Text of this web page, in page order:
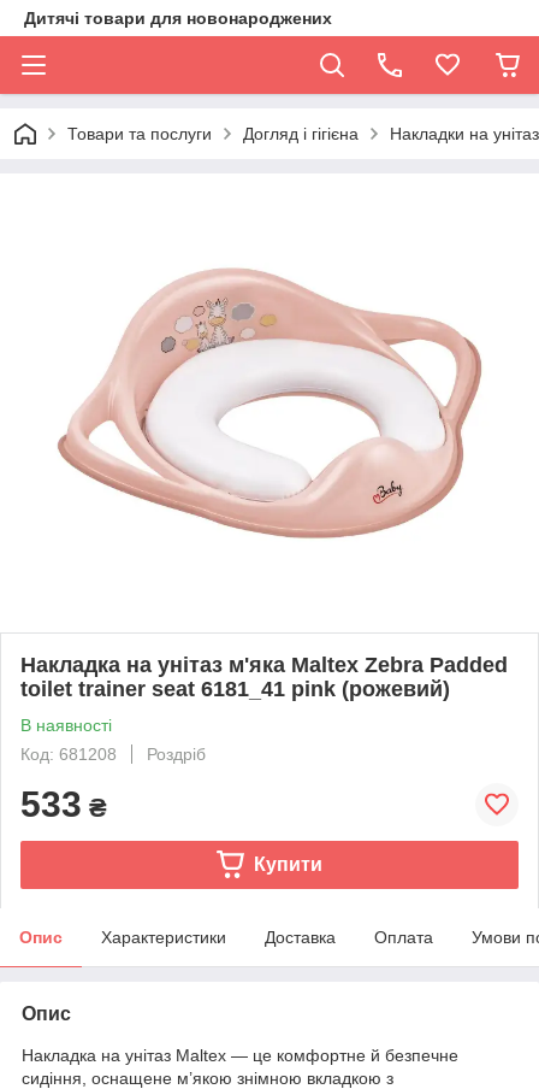
Дитячі товари для новонароджених
Товари та послуги Догляд і гігієна Накладки на унітаз
Накладка на унітаз м'яка Maltex Zebra Padded
toilet trainer seat 6181_41 pink (рожевий)
В наявності
Код: 681208
Роздріб
533 ₴
Купити
Опис Характеристики Доставка Оплата Умови
Опис
Накладка на унітаз Maltex — це комфортне й безпечне
сидіння, оснащене м’якою знімною вкладкою з